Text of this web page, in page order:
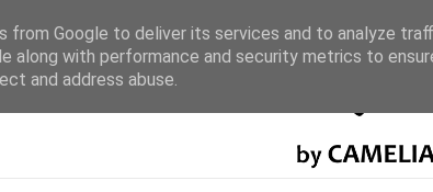
from Google to deliver its services and to analyze
along with performance and security metrics to
and address abuse.